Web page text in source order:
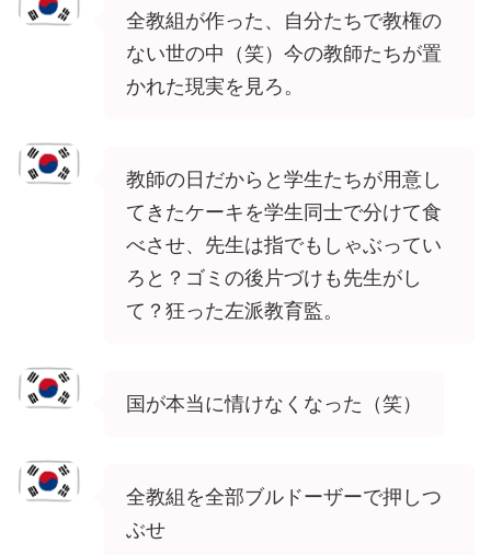
全教組が作った、自分たちで教権の
ない世の中（笑）今の教師たちが置
かれた現実を見ろ。
教師の日だからと学生たちが用意し
てきたケーキを学生同士で分けて食
べさせ、先生は指でもしゃぶってい
ろと？ゴミの後片づけも先生がし
て？狂った左派教育監。
国が本当に情けなくなった（笑）
全教組を全部ブルドーザーで押しつ
ぶせ